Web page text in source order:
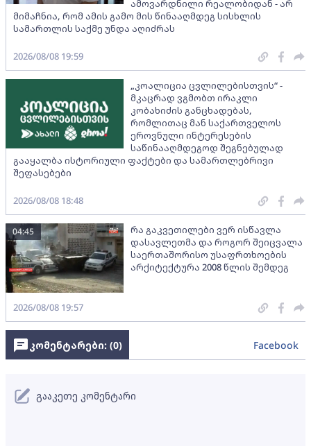
ამოვარდნილი რეალობიდან - არ
მიმაჩნია, რომ ამის გამო მის წინააღმდეგ სისხლის
სამართლის საქმე უნდა აღიძრას
2026/08/08 19:59
„კოალიცია ცვლილებისთვის“ -
მკაცრად ვგმობთ ირაკლი
კობახიძის განცხადებას,
რომლითაც მან საქართველოს
ეროვნული ინტერესების
საწინააღმდეგოდ შეგნებულად
გააყალბა ისტორიული ფაქტები და სამართლებრივი
შეფასებები
2026/08/08 18:48
რა გაკვეთილები ვერ ისწავლა
დასავლეთმა და როგორ შეიცვალა
საერთაშორისო უსაფრთხოების
არქიტექტურა 2008 წლის შემდეგ
04:45
2026/08/08 19:57
კომენტარები: (0) Facebook
გააკეთე კომენტარი